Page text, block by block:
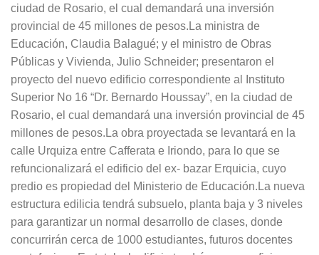
ciudad de Rosario, el cual demandará una inversión
provincial de 45 millones de pesos.La ministra de
Educación, Claudia Balagué; y el ministro de Obras
Públicas y Vivienda, Julio Schneider; presentaron el
proyecto del nuevo edificio correspondiente al Instituto
Superior No 16 “Dr. Bernardo Houssay”, en la ciudad de
Rosario, el cual demandará una inversión provincial de 45
millones de pesos.La obra proyectada se levantará en la
calle Urquiza entre Cafferata e Iriondo, para lo que se
refuncionalizará el edificio del ex- bazar Erquicia, cuyo
predio es propiedad del Ministerio de Educación.La nueva
estructura edilicia tendrá subsuelo, planta baja y 3 niveles
para garantizar un normal desarrollo de clases, donde
concurrirán cerca de 1000 estudiantes, futuros docentes